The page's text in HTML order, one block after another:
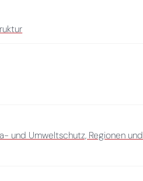
und Umweltschutz, Regionen und